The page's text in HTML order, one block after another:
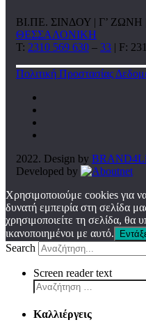
ΒΙ.ΠΕ. ΣΙΝΔΟΥ | Γ’ ΖΩΝΗ |
ΘΕΣΣΑΛΟΝΙΚΗ
T: 2310 569 630 – 33 | F:
Πολιτική Προστασίας
2022. Design by
Developed by
Χρησιμοποιούμε cookies για
δυνατή εμπειρία στη σελίδα
χρησιμοποιείτε τη σελίδα, θα
ικανοποιημένοι με αυτό.
Search
Screen reader text
Καλλιέργεις